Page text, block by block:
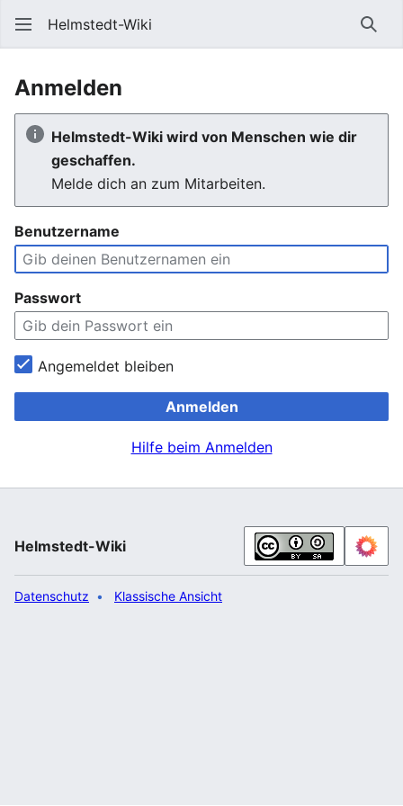
Helmstedt-Wiki
Anmelden
Helmstedt-Wiki wird von Menschen wie dir
geschaffen.
Melde dich an zum Mitarbeiten.
Benutzername
Passwort
Angemeldet bleiben
Anmelden
Hilfe beim Anmelden
Helmstedt-Wiki
Datenschutz Klassische Ansicht